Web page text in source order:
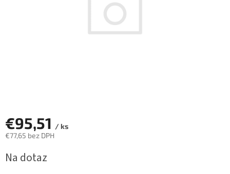
€95,51 / ks
€77,65 bez DPH
cena:
Na dotaz